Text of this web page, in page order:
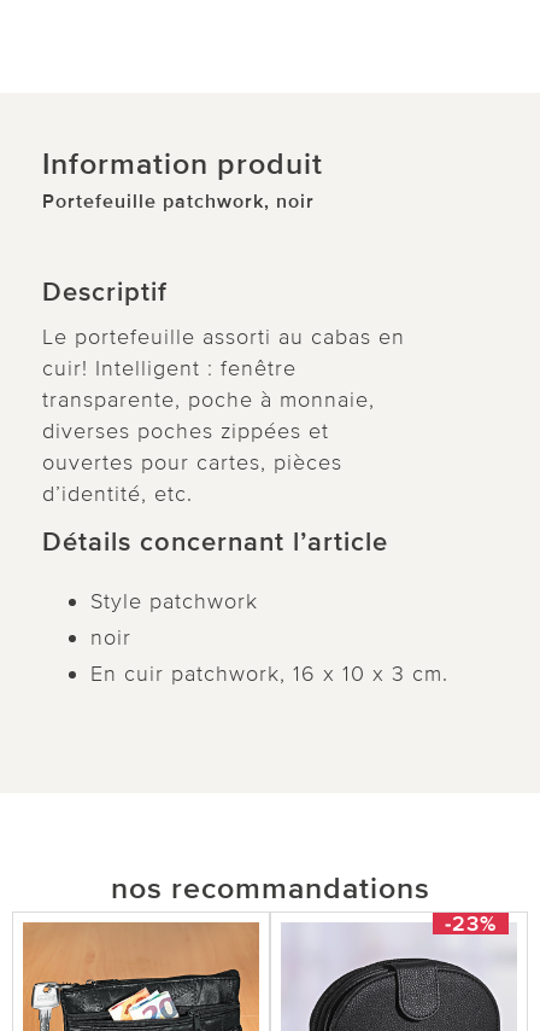
Information produit
Portefeuille patchwork, noir
Descriptif
Le portefeuille assorti au cabas en
cuir! Intelligent : fenêtre
transparente, poche à monnaie,
diverses poches zippées et
ouvertes pour cartes, pièces
d’identité, etc.
Détails concernant l’article
Style patchwork
noir
En cuir patchwork, 16 x 10 x 3 cm.
nos recommandations
-23%